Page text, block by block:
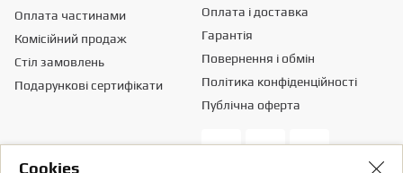
Оплата частинами
Комісійний продаж
Стіл замовлень
Подарункові сертифікати
Оплата і доставка
Гарантія
Повернення і обмін
Політика конфіденційності
Публічна оферта
Сookies